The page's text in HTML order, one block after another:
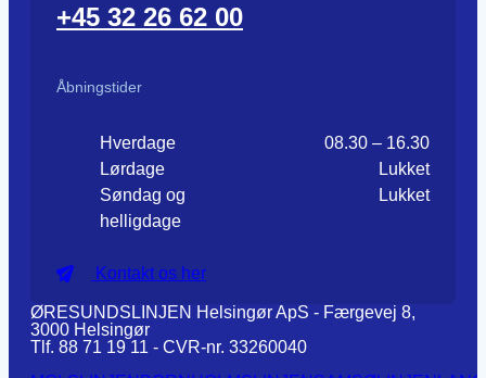
+45 32 26 62 00
Åbningstider
Hverdage
08.30 – 16.30
Lørdage
Lukket
Søndag og
helligdage
Lukket
Kontakt os her
ØRESUNDSLINJEN Helsingør ApS - Færgevej 8,
3000 Helsingør
Tlf. 88 71 19 11 - CVR-nr. 33260040